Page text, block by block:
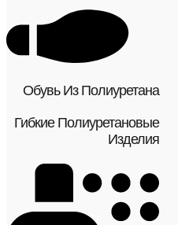
Обувь Из Полиуретана
Гибкие Полиуретановые
Изделия